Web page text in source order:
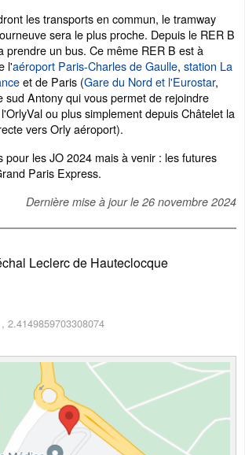
les transports en commun, le tramway
sera le plus proche. Depuis le RER B
prendre un bus. Ce même RER B est à
l'aéroport Paris-Charles de Gaulle, station La
et de Paris (Gare du Nord et l'Eurostar,
sud Antony qui vous permet de rejoindre
ou plus simplement depuis Châtelet la
vers Orly aéroport).
pour les JO 2024 mais à venir : les futures
Paris Express.
Dernière mise à jour le 26 novembre 2024
Leclerc de Hauteclocque
, 2.4149859703308074